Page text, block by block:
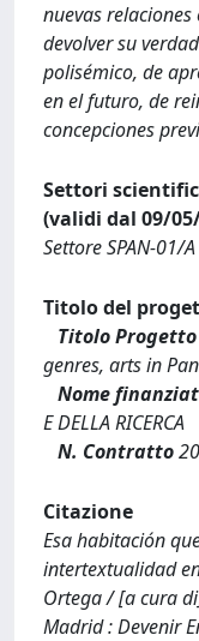
nuevas
devolver su
polisémico, de
en el futuro, de
concepciones
Settori
(validi dal 09/
Settore SPAN-01/
Titolo del
Titolo Progetto
genres, arts in
Nome
E DELLA RICERCA
N. Contratto
Citazione
Esa habitación
intertextualidad
Ortega / [a cura
Madrid : Devenir